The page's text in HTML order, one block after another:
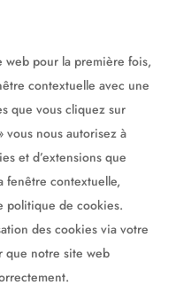
divers
web pour la première fois,
contextuelle avec une
que vous cliquez sur
vous nous autorisez à
et d’extensions que
fenêtre contextuelle,
politique de cookies.
des cookies via votre
que notre site web